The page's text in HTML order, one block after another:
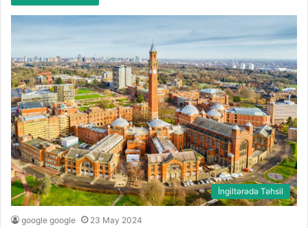
İngiltərədə Təhsil
google google 23 May 2024